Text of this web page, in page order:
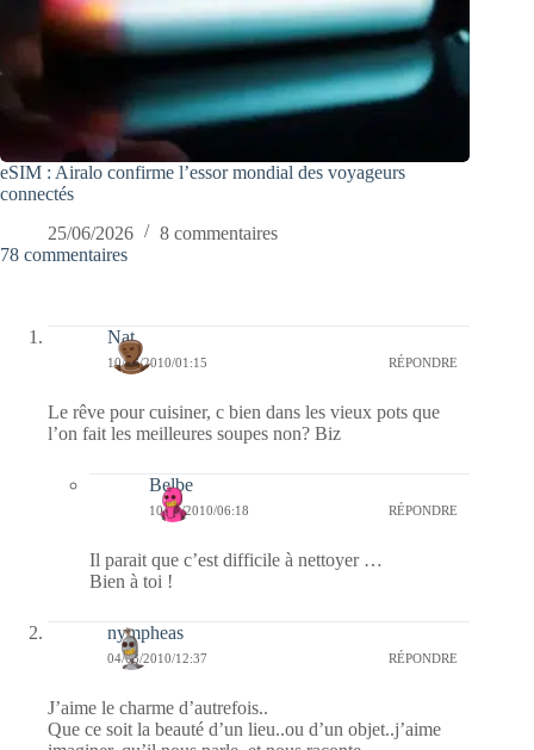
eSIM : Airalo confirme l’essor mondial des voyageurs
connectés
25/06/2026
8 commentaires
78 commentaires
Nat
10/03/2010/01:15 RÉPONDRE
Le rêve pour cuisiner, c bien dans les vieux pots que
l’on fait les meilleures soupes non? Biz
Belbe
10/03/2010/06:18 RÉPONDRE
Il parait que c’est difficile à nettoyer …
Bien à toi !
nympheas
04/03/2010/12:37 RÉPONDRE
J’aime le charme d’autrefois..
Que ce soit la beauté d’un lieu..ou d’un objet..j’aime